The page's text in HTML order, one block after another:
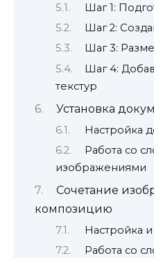
Шаг 1:
Шаг 2:
Шаг 3:
Шаг 4:
текстур
Установка
Настройка
Работа со
изображениями
Сочетание
композицию
Настройка
Работа со